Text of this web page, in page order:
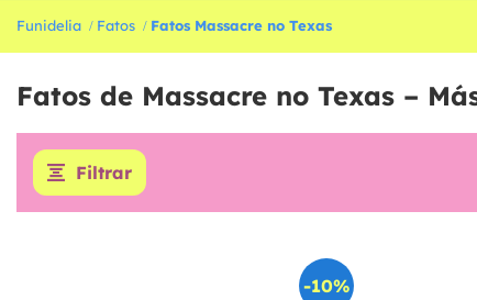
Funidelia Fatos Fatos Massacre no Texas
Fatos de Massacre no Texas –
Filtrar
-10%